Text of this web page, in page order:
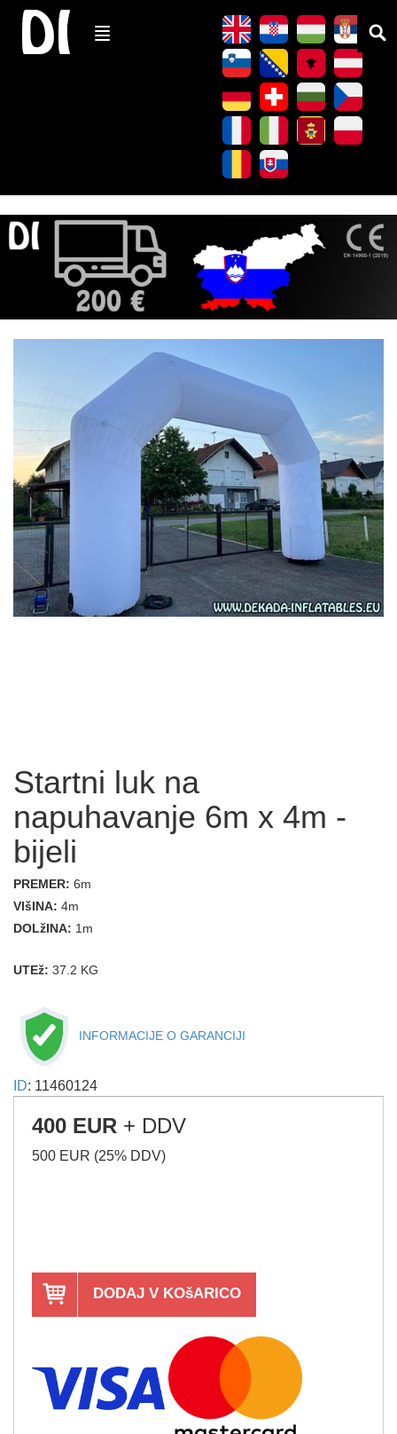
Startni luk na
napuhavanje 6m x 4m -
bijeli
PREMER: 6m
VIšINA: 4m
DOLžINA: 1m
UTEž: 37.2 KG
INFORMACIJE O GARANCIJI
ID: 11460124
400 EUR + DDV
500 EUR (25% DDV)
DODAJ V KOšARICO